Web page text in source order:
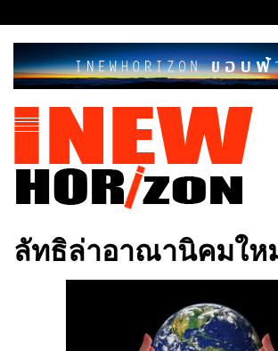
to
content
INEWHORIZON
ลัทธิล่าอาณานิคมให